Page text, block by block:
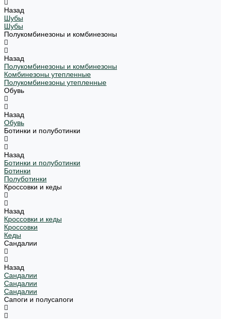
Назад
Шубы
Шубы
Полукомбинезоны и комбинезоны
Назад
Полукомбинезоны и комбинезоны
Комбинезоны утепленные
Полукомбинезоны утепленные
Обувь
Назад
Обувь
Ботинки и полуботинки
Назад
Ботинки и полуботинки
Ботинки
Полуботинки
Кроссовки и кеды
Назад
Кроссовки и кеды
Кроссовки
Кеды
Сандалии
Назад
Сандалии
Сандалии
Сандалии
Сапоги и полусапоги